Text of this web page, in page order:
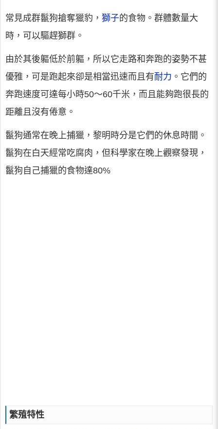
常見成群鬣狗搶奪獵豹， 獅子的食物。群體數量大
時，可以驅趕獅群。
由於其後軀低於前軀，所以它走路和奔跑的姿勢不甚
優雅，可是跑起來卻是相當迅速而且有耐力 。它們的
奔跑速度可達每小時50～60千米，而且能夠跑很長的
距離且沒有倦意。
鬣狗通常在晚上捕獵，黎明時分是它們的休息時間。
鬣狗在白天經常吃腐肉，但科學家在晚上觀察發現，
鬣狗自己捕獵的食物達80%
繁殖特性